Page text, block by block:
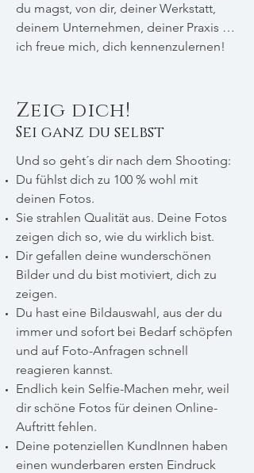
du magst, von dir, deiner Werkstatt,
deinem Unternehmen, deiner Praxis …
ich freue mich, dich kennenzulernen!
Zeig dich!
Sei ganz du selbst
Und so geht´s dir nach dem Shooting:
Du fühlst dich zu 100 % wohl mit
deinen Fotos.
Sie strahlen Qualität aus. Deine Fotos
zeigen dich so, wie du wirklich bist.
Dir gefallen deine wunderschönen
Bilder und du bist motiviert, dich zu
zeigen.
Du hast eine Bildauswahl, aus der du
immer und sofort bei Bedarf schöpfen
und auf Foto-Anfragen schnell
reagieren kannst.
Endlich kein Selfie-Machen mehr, weil
dir schöne Fotos für deinen Online-
Auftritt fehlen.
Deine potenziellen KundInnen haben
einen wunderbaren ersten Eindruck